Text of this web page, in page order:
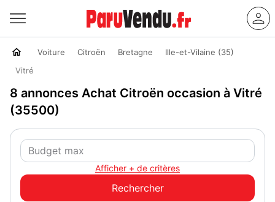
Voiture Citroën Bretagne
Ille-et-Vilaine (35)
Vitré
8 annonces Achat Citroën occasion à Vitré
(35500)
Afficher + de critères